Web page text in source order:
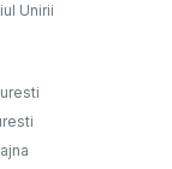
Unirii